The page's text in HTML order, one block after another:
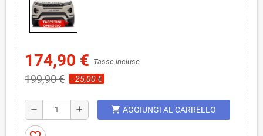
174,90 € Tasse incluse
199,90 € - 25,00 €
remove add shopping_cart AGGIUNGI AL CARRELLO